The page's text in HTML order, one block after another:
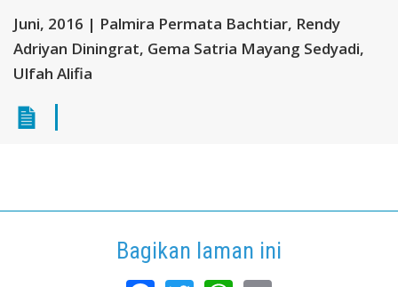
Juni, 2016 | Palmira Permata Bachtiar, Rendy
Adriyan Diningrat, Gema Satria Mayang Sedyadi,
Ulfah Alifia
Bagikan laman ini